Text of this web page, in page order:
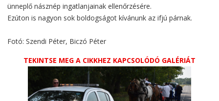
ünneplő násznép ingatlanjainak ellenőrzésére.
Ezúton is nagyon sok boldogságot kívánunk az ifjú párnak.
Fotó: Szendi Péter, Biczó Péter
TEKINTSE MEG A CIKKHEZ KAPCSOLÓDÓ GALÉRIÁT